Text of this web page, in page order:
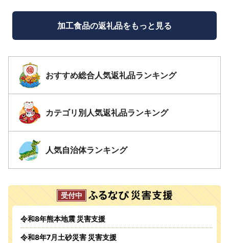
加工食品の返礼品をもっと見る
おすすめ総合人気返礼品ランキング
カテゴリ別人気返礼品ランキング
人気自治体ランキング
令和8年熊本地震 災害支援
令和8年7月土砂災害 災害支援